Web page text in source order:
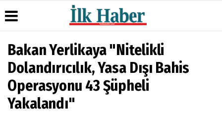
Üye Paneli
Haber
Arşivi
Gazete
Arşivi
Hava
Durumu
Gazete
Manşetleri
Köşe
Yazarları
Video
Galeri
Künye
İletişim
Bakan Yerlikaya "Nitelikli
Dolandırıcılık, Yasa Dışı Bahis
Operasyonu 43 Şüpheli
Yakalandı"